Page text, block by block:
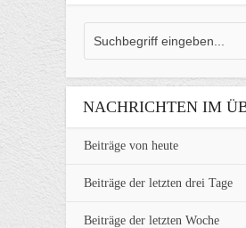
NACHRICHTEN IM
Beiträge von heute
Beiträge der letzten drei Tage
Beiträge der letzten Woche